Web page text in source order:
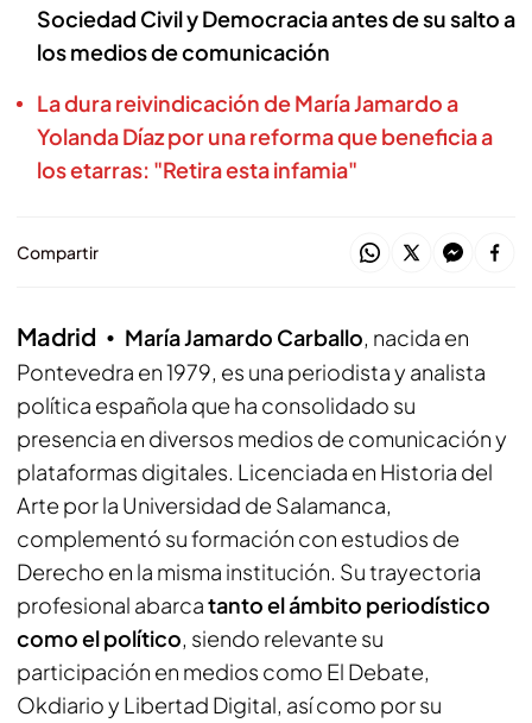
Sociedad Civil y Democracia antes de su salto a
los medios de comunicación
La dura reivindicación de María Jamardo a
Yolanda Díaz por una reforma que beneficia a
los etarras: "Retira esta infamia"
Compartir
Madrid María Jamardo Carballo, nacida en
Pontevedra en 1979, es una periodista y analista
política española que ha consolidado su
presencia en diversos medios de comunicación y
plataformas digitales. Licenciada en Historia del
Arte por la Universidad de Salamanca,
complementó su formación con estudios de
Derecho en la misma institución. Su trayectoria
profesional abarcatanto el ámbito periodístico
como el político, siendo relevante su
participación en medios como El Debate,
Okdiario y Libertad Digital, así como por su